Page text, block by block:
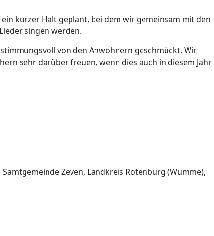
kurzer Halt geplant, bei dem wir gemeinsam mit den
singen werden.
von den Anwohnern geschmückt. Wir
sehr darüber freuen, wenn dies auch in diesem Jahr
Zeven, Landkreis Rotenburg (Wümme),